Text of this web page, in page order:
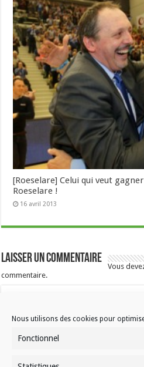
Nous utilisons des cookies pour
Fonctionnel
[Roeselare] Celui qui veut
Roeselare !
16 avril 2013
Laisser un commentaire
Vous
commentaire.